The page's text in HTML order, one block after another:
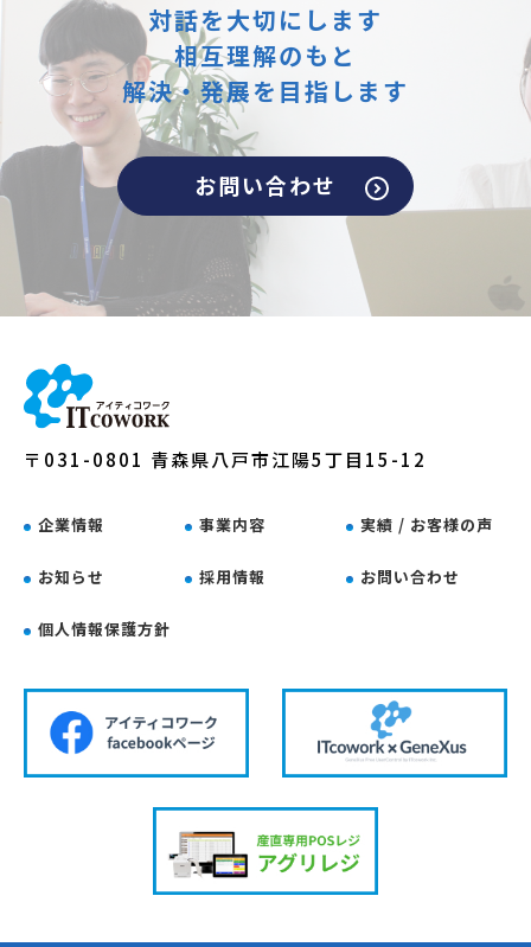
対話を大切にします
相互理解のもと
解決・発展を目指します
お問い合わせ
〒031-0801 青森県八戸市江陽5丁目15-12
企業情報 事業内容 実績 / お客様の声
お知らせ 採用情報 お問い合わせ
個人情報保護方針